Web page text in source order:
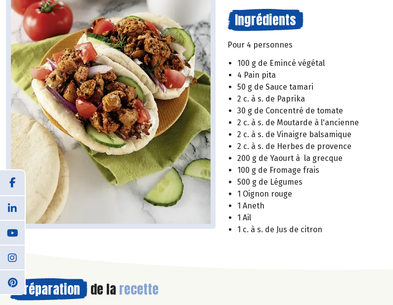
Ingrédients
Pour 4 personnes
100 g de Emincé végétal
4 Pain pita
50 g de Sauce tamari
2 c. à s. de Paprika
30 g de Concentré de tomate
2 c. à s. de Moutarde à l'ancienne
2 c. à s. de Vinaigre balsamique
2 c. à s. de Herbes de provence
200 g de Yaourt à la grecque
100 g de Fromage frais
500 g de Légumes
1 Oignon rouge
1 Aneth
1 Ail
1 c. à s. de Jus de citron
Préparation de la recette